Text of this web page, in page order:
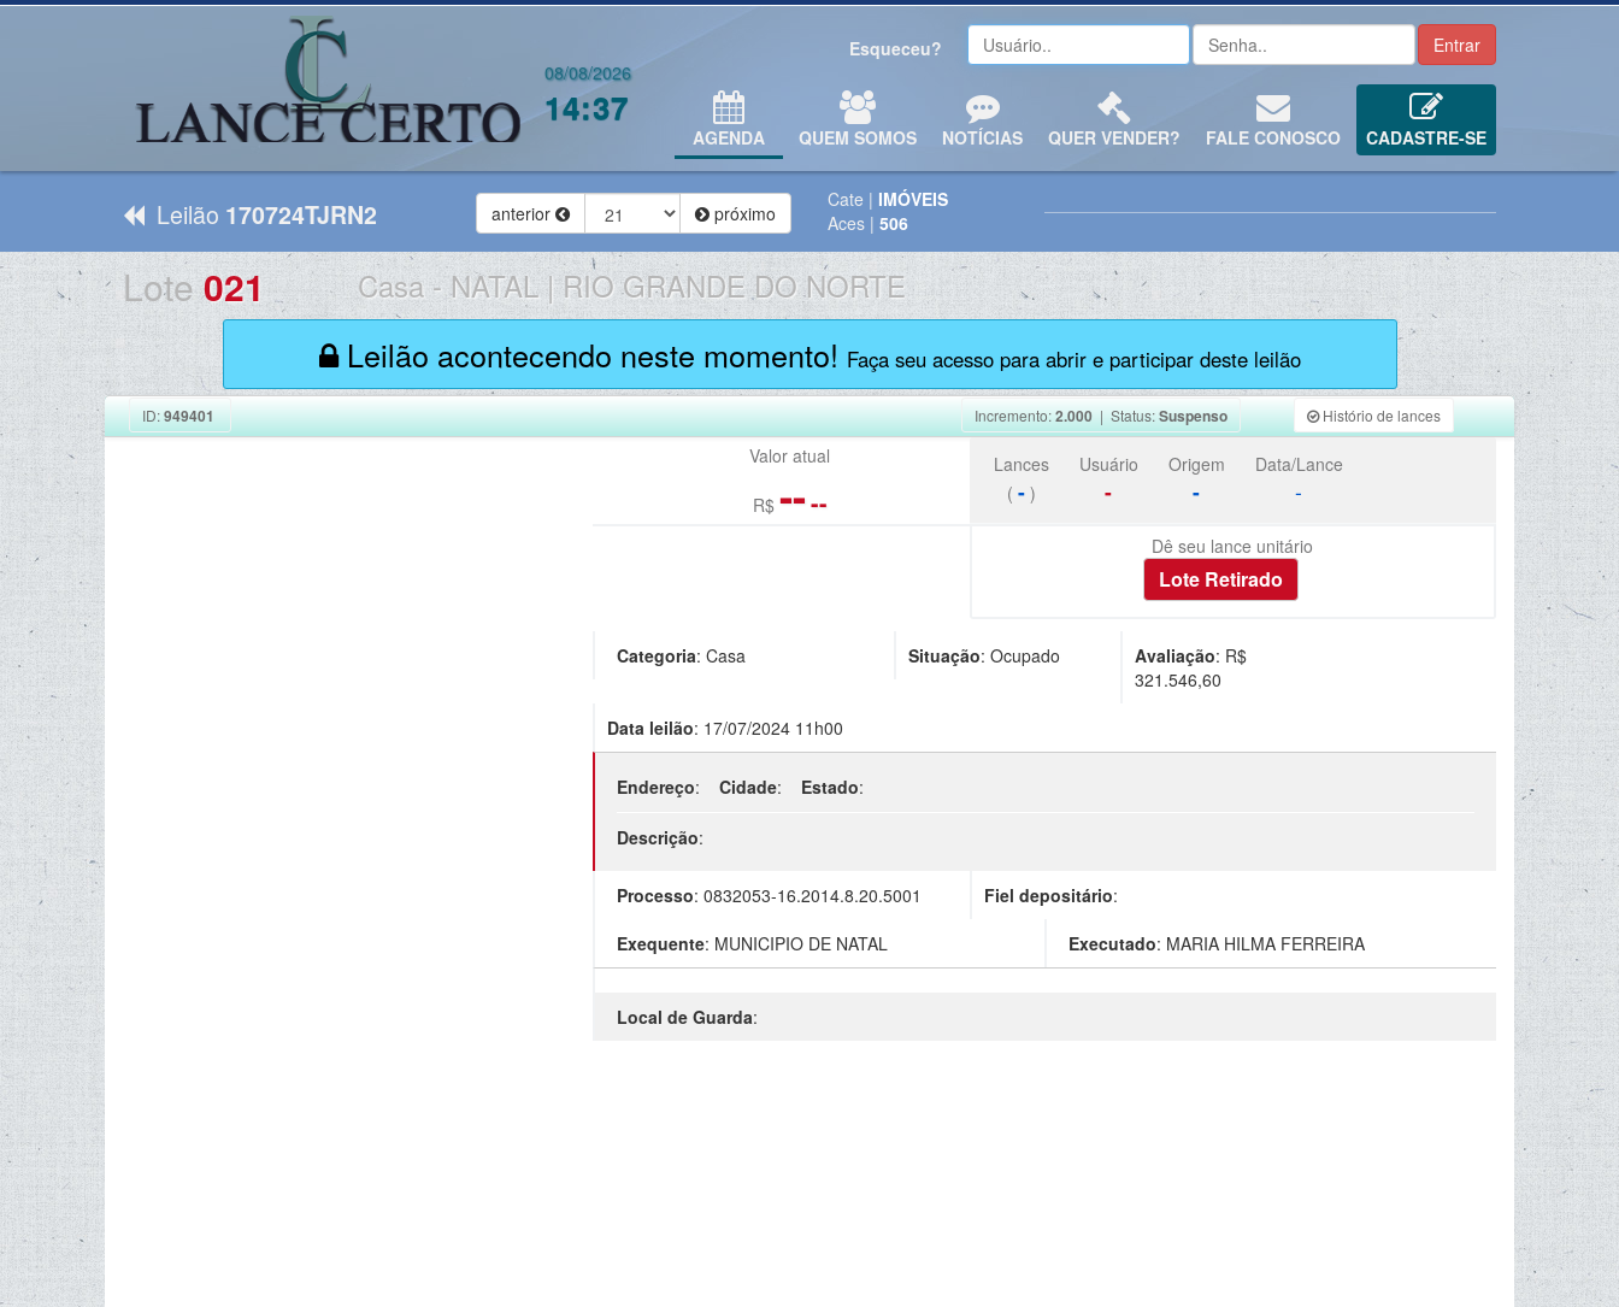
08/08/2026
14:37
Esqueceu?
AGENDA QUEM SOMOS NOTÍCIAS QUER VENDER? FALE CONOSCO CADASTRE-SE
Leilão 170724TJRN2 anterior próximo
Cate | IMÓVEIS
Aces | 506
Lote021 Casa-NATAL | RIO GRANDE DO NORTE
Leilão acontecendo neste momento! Faça seu acesso para abrir e participar deste leilão
ID:949401 Incremento:2.000| Status:Suspenso Histório de lances
Valor atual
R$ ----
Lances
( -)
Usuário
-
Origem
-
Data/Lance
-
Dê seu lance unitário
Categoria: Casa Situação: Ocupado Avaliação: R$
321.546,60
Data leilão: 17/07/2024 11h00
Endereço: Cidade: Estado:
Descrição:
Processo: 0832053-16.2014.8.20.5001 Fiel depositário:
Exequente: MUNICIPIO DE NATAL Executado: MARIA HILMA FERREIRA
Local de Guarda: